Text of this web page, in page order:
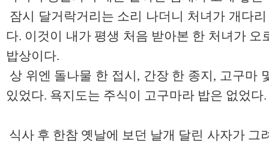
잠시 달거락거리는 소리 나더니 처녀가 개다
다. 이것이 내가 평생 처음 받아본 한 처녀가
밥상이다.
상 위엔 돌나물 한 접시, 간장 한 종지, 고구마
있었다. 욕지도는 주식이 고구마라 밥은 없었다.
식사 후 한참 옛날에 보던 날개 달린 사자가 그